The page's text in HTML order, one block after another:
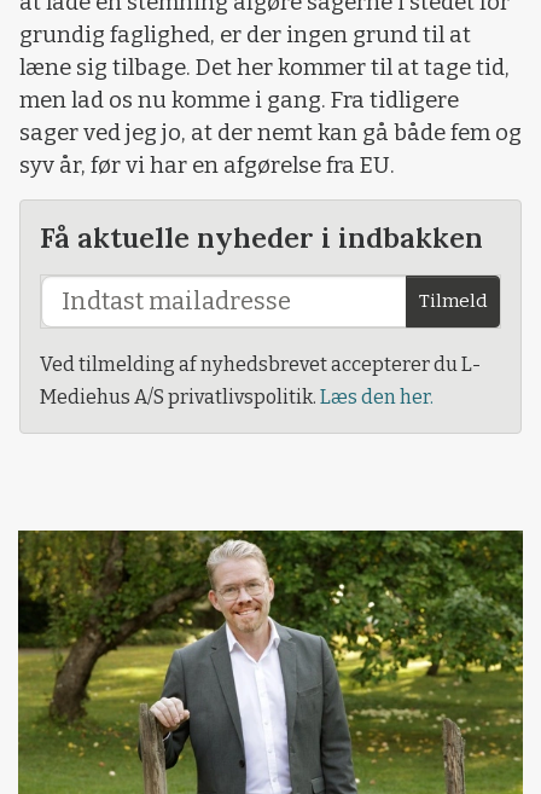
grundig faglighed, er der ingen grund til at
læne sig tilbage. Det her kommer til at tage tid,
men lad os nu komme i gang. Fra tidligere
sager ved jeg jo, at der nemt kan gå både fem og
syv år, før vi har en afgørelse fra EU.
Få aktuelle nyheder i indbakken
Tilmeld
Ved tilmelding af nyhedsbrevet accepterer du L-
Mediehus A/S privatlivspolitik. Læs den her.